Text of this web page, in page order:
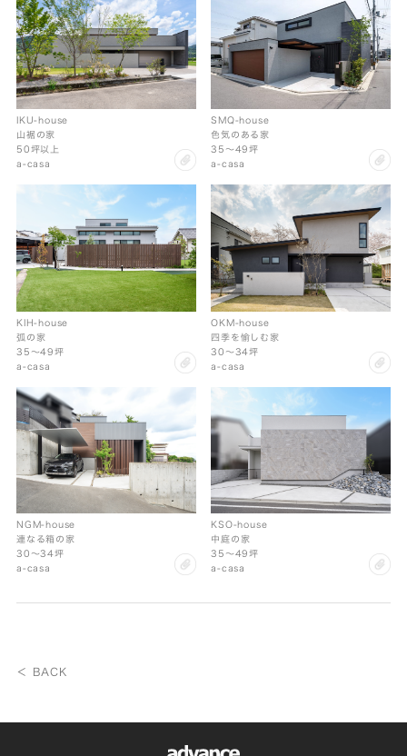
IKU-house
山裾の家
50坪以上
a-casa
SMQ-house
色気のある家
35〜49坪
a-casa
KIH-house
弧の家
35〜49坪
a-casa
OKM-house
四季を愉しむ家
30〜34坪
a-casa
NGM-house
連なる箱の家
30〜34坪
a-casa
KSO-house
中庭の家
35〜49坪
a-casa
＜ BACK